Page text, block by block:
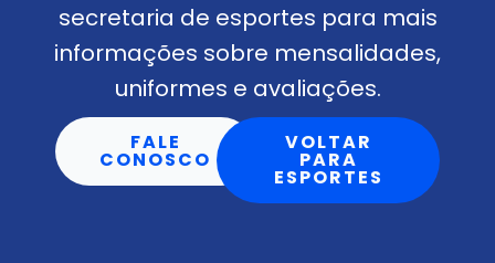
secretaria de esportes para mais
informações sobre mensalidades,
uniformes e avaliações.
FALE
CONOSCO
VOLTAR
PARA
ESPORTES